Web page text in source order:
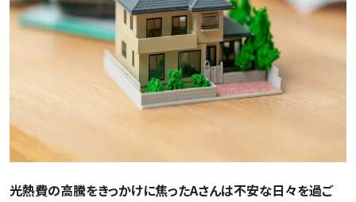
光熱費の高騰をきっかけに焦ったAさんは不安な日々を過ご